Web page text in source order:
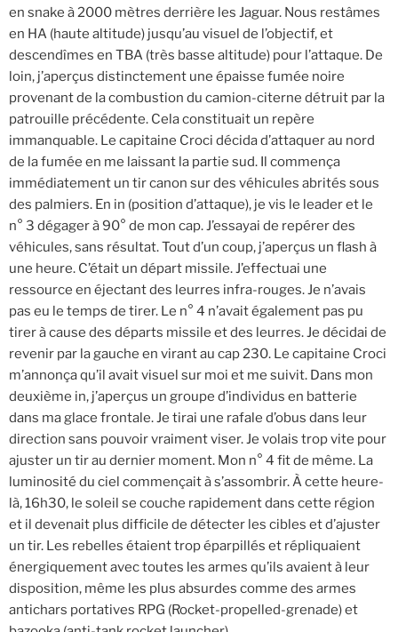
en snake à 2000 mètres derrière les Jaguar. Nous restâmes
en HA (haute altitude) jusqu’au visuel de l’objectif, et
descendîmes en TBA (très basse altitude) pour l’attaque. De
loin, j’aperçus distinctement une épaisse fumée noire
provenant de la combustion du camion-citerne détruit par la
patrouille précédente. Cela constituait un repère
immanquable. Le capitaine Croci décida d’attaquer au nord
de la fumée en me laissant la partie sud. Il commença
immédiatement un tir canon sur des véhicules abrités sous
des palmiers. En in (position d’attaque), je vis le leader et le
n° 3 dégager à 90° de mon cap. J’essayai de repérer des
véhicules, sans résultat. Tout d’un coup, j’aperçus un flash à
une heure. C’était un départ missile. J’effectuai une
ressource en éjectant des leurres infra-rouges. Je n’avais
pas eu le temps de tirer. Le n° 4 n’avait également pas pu
tirer à cause des départs missile et des leurres. Je décidai de
revenir par la gauche en virant au cap 230. Le capitaine Croci
m’annonça qu’il avait visuel sur moi et me suivit. Dans mon
deuxième in, j’aperçus un groupe d’individus en batterie
dans ma glace frontale. Je tirai une rafale d’obus dans leur
direction sans pouvoir vraiment viser. Je volais trop vite pour
ajuster un tir au dernier moment. Mon n° 4 fit de même. La
luminosité du ciel commençait à s’assombrir. À cette heure-
là, 16h30, le soleil se couche rapidement dans cette région
et il devenait plus difficile de détecter les cibles et d’ajuster
un tir. Les rebelles étaient trop éparpillés et répliquaient
énergiquement avec toutes les armes qu’ils avaient à leur
disposition, même les plus absurdes comme des armes
antichars portatives RPG (Rocket-propelled-grenade) et